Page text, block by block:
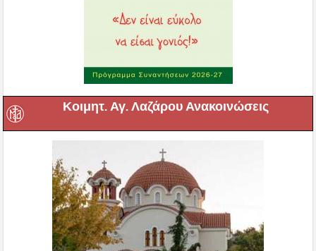
Κοιμητ. Αγ. Λαζάρου Ανακοινώσεις